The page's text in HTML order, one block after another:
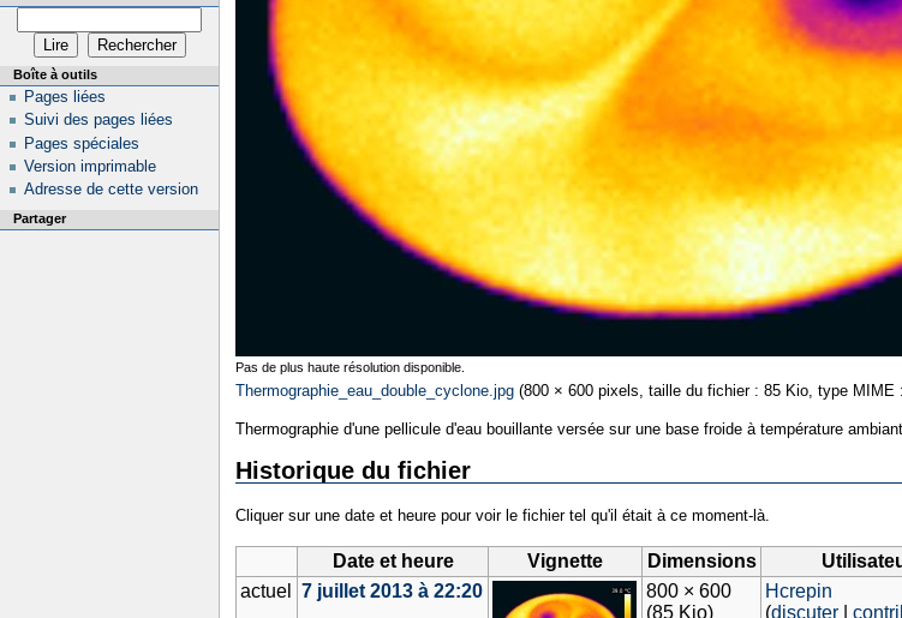
Pas de plus haute résolution disponible.
Thermographie_eau_double_cyclone.jpg (800 × 600 pixels, taille du fichier : 85 Kio, type MIME
Thermographie d'une pellicule d'eau bouillante versée sur une base froide à température
Historique du fichier
Cliquer sur une date et heure pour voir le fichier tel qu'il était à ce moment-là.
Date et heure Vignette Dimensions
actuel
7 juillet 2013 à 22:20
800 × 600
(85 Kio)
Hcrepin
(discuter |
Boîte à outils
Pages liées
Suivi des pages liées
Pages spéciales
Version imprimable
Adresse de cette version
Partager